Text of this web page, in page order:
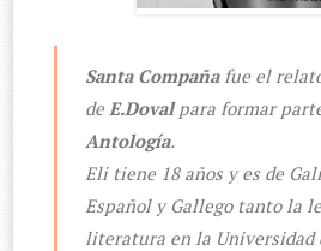
Santa Compañafue el
de E.Dovalpara formar
Antología.
Eli tiene 18 años y es de
Español y Gallego tanto la
literatura en la Universidad